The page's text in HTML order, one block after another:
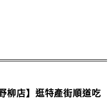
柳店】逛特產街順道吃